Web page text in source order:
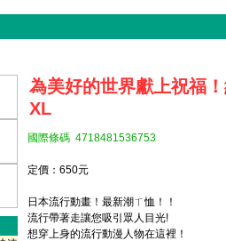
為美好的世界獻上祝福
XL
國際條碼 4718481536753
定價：650元
日本流行動畫！最新潮ㄒ恤！！
流行帶著走讓您吸引眾人目光!
想穿上身的流行動漫人物在這裡！